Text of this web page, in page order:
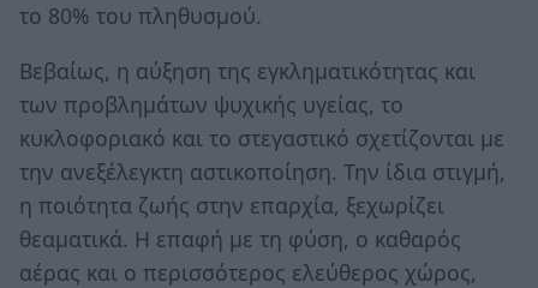
το 80% του πληθυσμού.
Βεβαίως, η αύξηση της εγκληματικότητας και
των προβλημάτων ψυχικής υγείας, το
κυκλοφοριακό και το στεγαστικό σχετίζονται με
την ανεξέλεγκτη αστικοποίηση. Την ίδια στιγμή,
η ποιότητα ζωής στην επαρχία, ξεχωρίζει
θεαματικά. Η επαφή με τη φύση, ο καθαρός
αέρας και ο περισσότερος ελεύθερος χώρος,